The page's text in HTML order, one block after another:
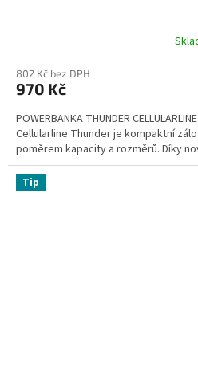
802 Kč bez DPH
970 Kč
POWERBANKA THUNDER
Cellularline Thunder je kompaktní
poměrem kapacity a rozměrů. Díky
Tip